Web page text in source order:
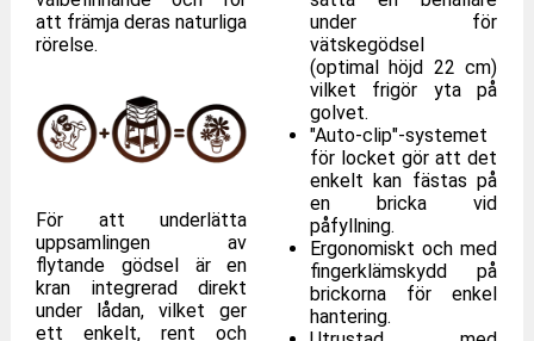
att främja deras naturliga
rörelse.
För att underlätta
uppsamlingen av
flytande gödsel är en
kran integrerad direkt
under lådan, vilket ger
ett enkelt, rent och
under för
vätskegödsel
(optimal höjd 22 cm)
vilket frigör yta på
golvet.
"Auto-clip"-systemet
för locket gör att det
enkelt kan fästas på
en bricka vid
påfyllning.
Ergonomiskt och med
fingerklämskydd på
brickorna för enkel
hantering.